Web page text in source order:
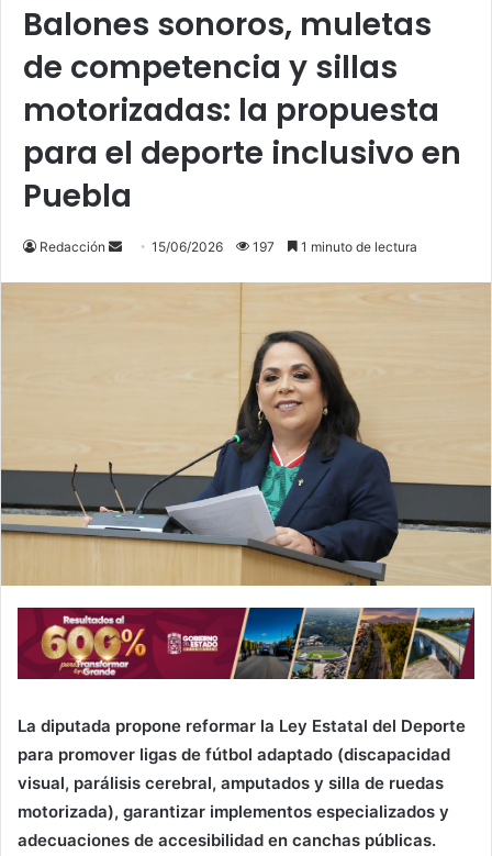
Balones sonoros, muletas
de competencia y sillas
motorizadas: la propuesta
para el deporte inclusivo en
Puebla
Redacción
Send15/06/2026 197 1 minuto de lectura
La diputada propone reformar la Ley Estatal del Deporte
para promover ligas de fútbol adaptado (discapacidad
visual, parálisis cerebral, amputados y silla de ruedas
motorizada), garantizar implementos especializados y
adecuaciones de accesibilidad en canchas públicas.